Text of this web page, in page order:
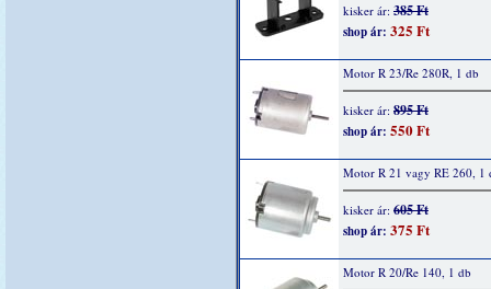
kisker ár: 385 Ft
shop ár: 325 Ft
Motor R 23/Re 280R, 1 db
kisker ár: 895 Ft
shop ár: 550 Ft
Motor R 21 vagy RE 260, 1
kisker ár: 605 Ft
shop ár: 375 Ft
Motor R 20/Re 140, 1 db